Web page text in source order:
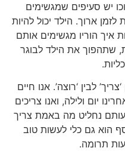
יש סעיפים שמגשימים
ארוך. הילד יכול להיות
איך הוריו מגשימים אותם
שתהפוך את הילד לבוגר
לבין ‘רוצה’. אנו חיים
יום ולילה, ואנו צריכים
נחליט מה באמת צריך
הוא גם כלי לעשות טוב
תרומה.